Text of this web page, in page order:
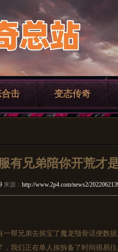
击 变态传奇
有兄弟陪你开荒才
来源： http://www.2p4.com/news2/
帮兄弟去挨宝了魔龙颚骨话便数
我们正在单人挨拆备了时间很易